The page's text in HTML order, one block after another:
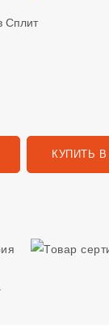
платежа в Сплит
Сплит
КУПИТЬ